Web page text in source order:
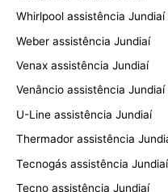
Whirlpool assistência Jundiaí
Weber assistência Jundiaí
Venax assistência Jundiaí
Venâncio assistência Jundiaí
U-Line assistência Jundiaí
Thermador assistência
Tecnogás assistência Jundiaí
Tecno assistência Jundiaí